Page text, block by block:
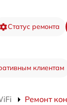
Статус ремонта
клиентам
Ремонт